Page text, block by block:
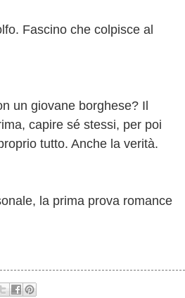
Fascino che colpisce al
un giovane borghese? Il
capire sé stessi, per poi
tutto. Anche la verità.
la prima prova romance